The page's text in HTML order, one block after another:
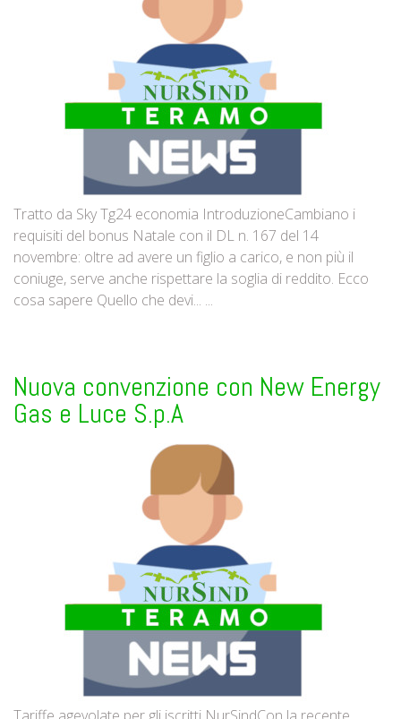
Tratto da Sky Tg24 economia IntroduzioneCambiano i
requisiti del bonus Natale con il DL n. 167 del 14
novembre: oltre ad avere un figlio a carico, e non più il
coniuge, serve anche rispettare la soglia di reddito. Ecco
cosa sapere Quello che devi... ...
Nuova convenzione con New Energy
Gas e Luce S.p.A